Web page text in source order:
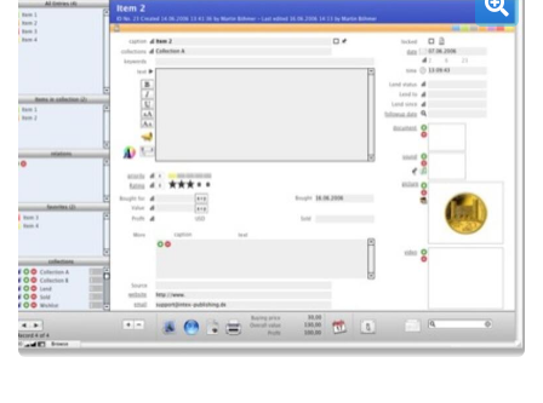
Über uns
Mac Life+
Anmelden